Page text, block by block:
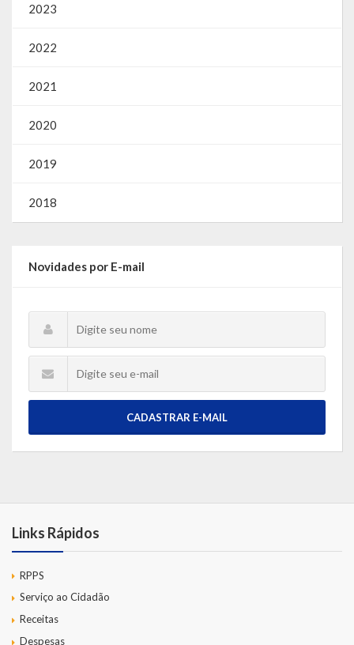
2023
2022
2021
2020
2019
2018
Novidades por E-mail
CADASTRAR E-MAIL
Links Rápidos
RPPS
Serviço ao Cidadão
Receitas
Despesas